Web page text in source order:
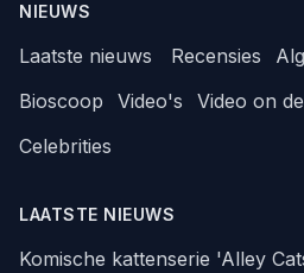
NIEUWS
Laatste nieuws Recensies
Bioscoop
Video's Video on
Celebrities
LAATSTE NIEUWS
Komische kattenserie 'Alley